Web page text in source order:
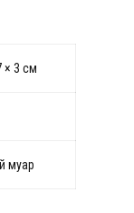
× 3 см
муар